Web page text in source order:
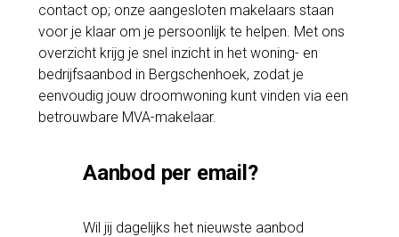
contact op; onze aangesloten makelaars staan
voor je klaar om je persoonlijk te helpen. Met ons
overzicht krijg je snel inzicht in het woning- en
bedrijfsaanbod in Bergschenhoek, zodat je
eenvoudig jouw droomwoning kunt vinden via een
betrouwbare MVA-makelaar.
Aanbod per email?
Wil jij dagelijks het nieuwste aanbod